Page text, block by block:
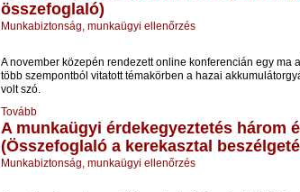
összefoglaló)
Munkabiztonság, munkaügyi ellenőrzés
A november közepén rendezett online konferencián egy ma
több szempontból vitatott témakörben a hazai
volt szó.
Tovább
A munkaügyi érdekegyeztetés három
(Összefoglaló a kerekasztal
Munkabiztonság, munkaügyi ellenőrzés